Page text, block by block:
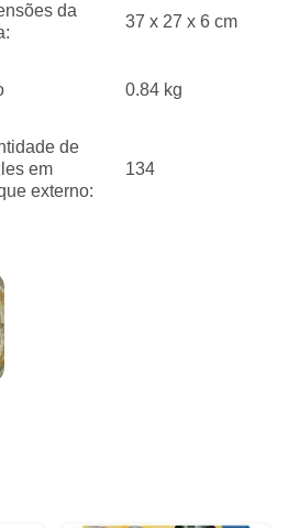
da
37 x 27 x 6 cm
0.84 kg
de
em
externo:
134